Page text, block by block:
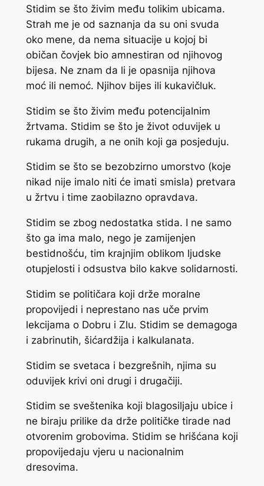
Stidim se što živim među tolikim ubicama.
Strah me je od saznanja da su oni svuda
oko mene, da nema situacije u kojoj bi
običan čovjek bio amnestiran od njihovog
bijesa. Ne znam da li je opasnija njihova
moć ili nemoć. Njihov bijes ili kukavičluk.
Stidim se što živim među potencijalnim
žrtvama. Stidim se što je život oduvijek u
rukama drugih, a ne onih koji ga posjeduju.
Stidim se što se bezobzirno umorstvo (koje
nikad nije imalo niti će imati smisla) pretvara
u žrtvu i time zaobilazno opravdava.
Stidim se zbog nedostatka stida. I ne samo
što ga ima malo, nego je zamijenjen
bestidnošću, tim krajnjim oblikom ljudske
otupjelosti i odsustva bilo kakve solidarnosti.
Stidim se političara koji drže moralne
propovijedi i neprestano nas uče prvim
lekcijama o Dobru i Zlu. Stidim se demagoga
i zabrinutih, šićardžija i kalkulanata.
Stidim se svetaca i bezgrešnih, njima su
oduvijek krivi oni drugi i drugačiji.
Stidim se sveštenika koji blagosiljaju ubice i
ne biraju prilike da drže političke tirade nad
otvorenim grobovima. Stidim se hrišćana koji
propovijedaju vjeru u nacionalnim
dresovima.